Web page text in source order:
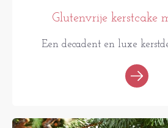
Glutenvrije kerstcake
Een decadent en luxe